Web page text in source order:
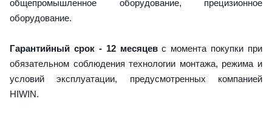
общепромышленное оборудование, прецизионное
оборудование.
Гарантийный срок - 12 месяцевс момента покупки при
обязательном соблюдения технологии монтажа, режима и
условий эксплуатации, предусмотренных компанией
HIWIN.